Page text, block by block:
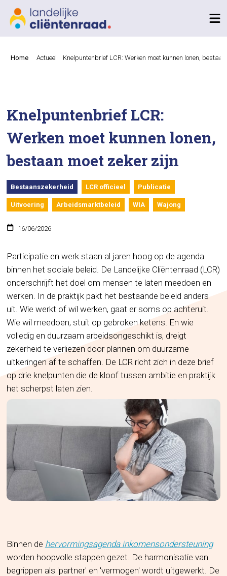
Home Actueel Knelpuntenbrief LCR: Werken moet kunnen lonen,
Knelpuntenbrief LCR:
Werken moet kunnen lonen,
bestaan moet zeker zijn
Bestaanszekerheid LCR officieel Publicatie
Uitvoering Arbeidsmarktbeleid WIA Wajong
16/06/2026
Participatie en werk staan al jaren hoog op de agenda
binnen het sociale beleid. De Landelijke Cliëntenraad (LCR)
onderschrijft het doel om mensen te laten meedoen en
werken. In de praktijk pakt het bestaande beleid anders
uit. Wie werkt of wil werken, gaat er soms op achteruit.
Wie wil meedoen, stuit op gebroken ketens. En wie
volledig en duurzaam arbeidsongeschikt is, dreigt
zekerheid te verliezen door plannen om duurzame
uitkeringen af te schaffen. De LCR richt zich in deze brief
op drie knelpunten die de kloof tussen ambitie en praktijk
het scherpst laten zien.
Binnen de hervormingsagenda inkomensondersteuning
worden hoopvolle stappen gezet. De harmonisatie van
begrippen als 'partner' en 'vermogen' wordt uitgewerkt. De